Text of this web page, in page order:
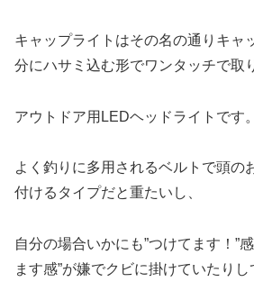
キャップライトはその名の通りキャ
分にハサミ込む形でワンタッチで取
アウトドア用LEDヘッドライトです。
よく釣りに多用されるベルトで頭の
付けるタイプだと重たいし、
自分の場合いかにも”つけてます！”
ます感”が嫌でクビに掛けていたり